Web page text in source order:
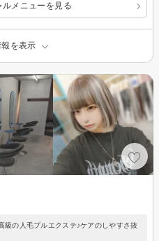
メニューを見る
を表示
の人毛プルエクステ♪ケアのしやすさ抜